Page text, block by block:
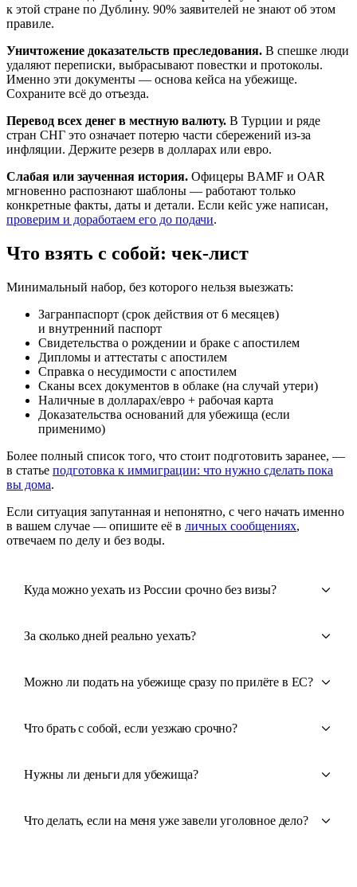
к этой стране по Дублину. 90% заявителей не знают об этом
правиле.
Уничтожение доказательств преследования. В спешке люди
удаляют переписки, выбрасывают повестки и протоколы.
Именно эти документы — основа кейса на убежище.
Сохраните всё до отъезда.
Перевод всех денег в местную валюту. В Турции и ряде
стран СНГ это означает потерю части сбережений из-за
инфляции. Держите резерв в долларах или евро.
Слабая или заученная история. Офицеры BAMF и OAR
мгновенно распознают шаблоны — работают только
конкретные факты, даты и детали. Если кейс уже написан,
проверим и доработаем его до подачи.
Что взять с собой: чек-лист
Минимальный набор, без которого нельзя выезжать:
Загранпаспорт (срок действия от 6 месяцев)
и внутренний паспорт
Свидетельства о рождении и браке с апостилем
Дипломы и аттестаты с апостилем
Справка о несудимости с апостилем
Сканы всех документов в облаке (на случай утери)
Наличные в долларах/евро + рабочая карта
Доказательства оснований для убежища (если
применимо)
Более полный список того, что стоит подготовить заранее, —
в статье подготовка к иммиграции: что нужно сделать пока
вы дома.
Если ситуация запутанная и непонятно, с чего начать именно
в вашем случае — опишите её в личных сообщениях,
отвечаем по делу и без воды.
Куда можно уехать из России срочно без визы?
За сколько дней реально уехать?
Можно ли подать на убежище сразу по прилёте в ЕС?
Что брать с собой, если уезжаю срочно?
Нужны ли деньги для убежища?
Что делать, если на меня уже завели уголовное дело?